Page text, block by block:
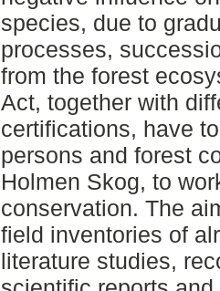
species, due to
processes,
from the forest
Act, together with
certifications, have
persons and forest
Holmen Skog, to
conservation. The
field inventories of
literature studies,